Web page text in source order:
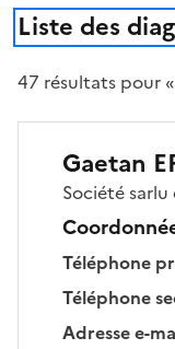
Liste des
47 résultats pour
Gaetan
Sociétésarlu
Téléphone
Téléphone
Adresse e-